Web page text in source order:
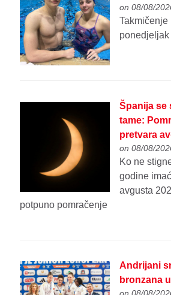
on 08/08/
Takmičenje
ponedjeljak
Španija se
tame:
pretvara
on 08/08/
Ko ne
godine
avgusta
potpuno pomračenje
Andrijani
bronzana
on 08/08/